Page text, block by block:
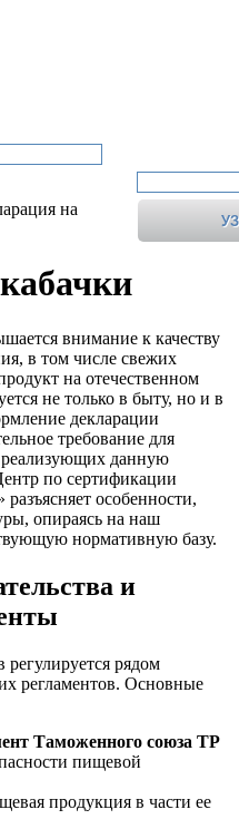
на
внимание к качеству
в том числе свежих
на отечественном
не только в быту, но и в
декларации
требование для
реализующих данную
по сертификации
особенности,
опираясь на наш
нормативную базу.
и
регулируется рядом
регламентов. Основные
Таможенного союза ТР
пищевой
продукция в части ее